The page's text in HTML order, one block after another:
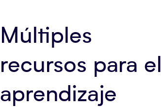
Múltiples
recursos para el
aprendizaje